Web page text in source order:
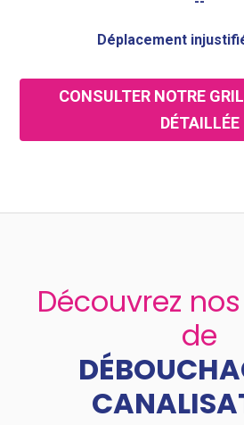
Déplacement
CONSULTER NOTRE
DÉTAILLÉE
Découvrez
de